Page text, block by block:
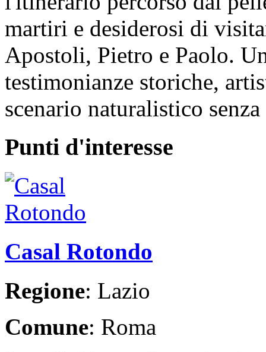
martiri e desiderosi di
Apostoli, Pietro e Paolo.
testimonianze storiche,
scenario naturalistico
Punti d'interesse
Casal Rotondo
Regione: Lazio
Comune: Roma